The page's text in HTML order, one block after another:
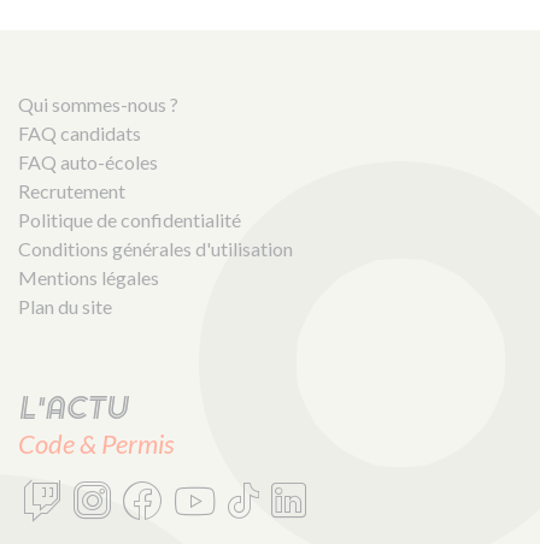
Qui sommes-nous ?
FAQ candidats
FAQ auto-écoles
Recrutement
Politique de confidentialité
Conditions générales d'utilisation
Mentions légales
Plan du site
L'actu
Code & Permis